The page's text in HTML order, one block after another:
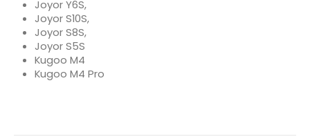
Joyor Y6S,
Joyor S10S,
Joyor S8S,
Joyor S5S
Kugoo M4
Kugoo M4 Pro